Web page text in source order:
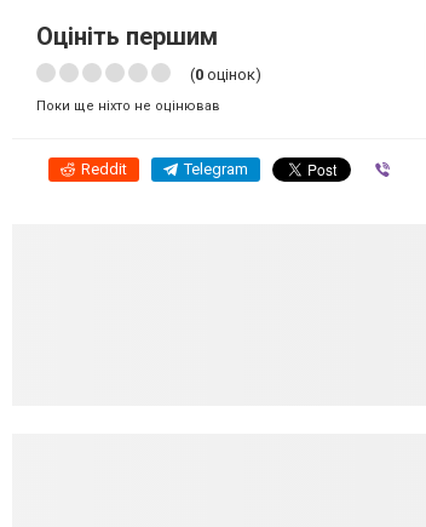
Оцініть першим
(0 оцінок)
Поки ще ніхто не оцінював
Reddit Telegram